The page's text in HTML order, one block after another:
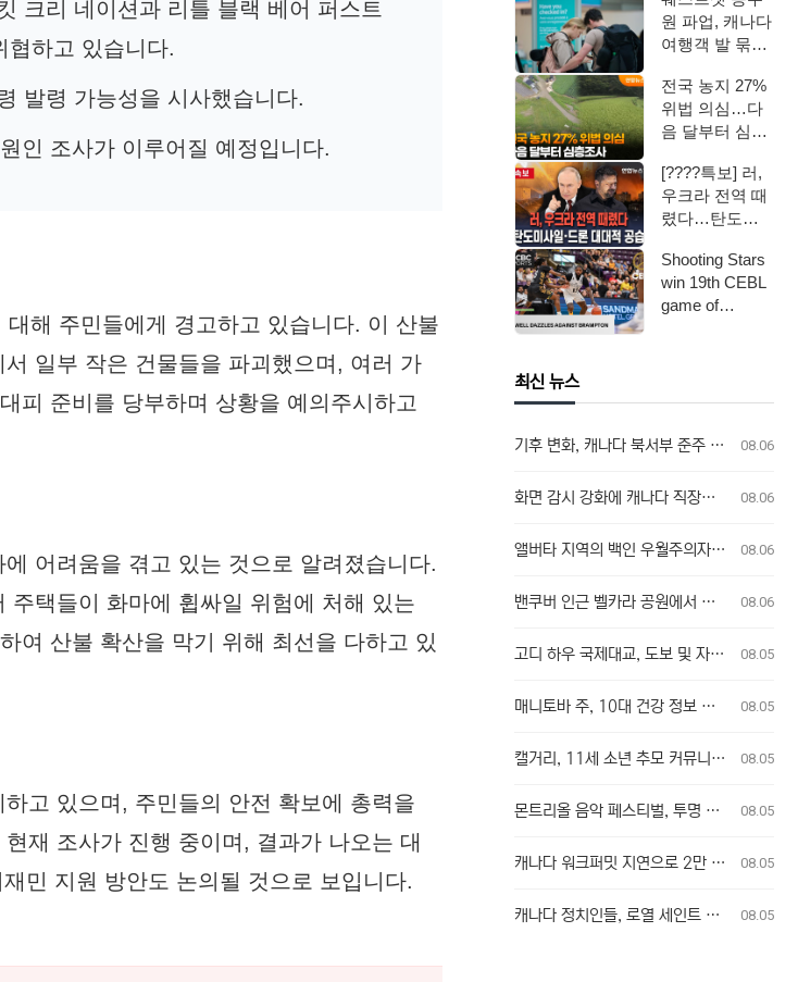
크리 네이션과 리틀 블랙 베어 퍼스트
협하고 있습니다.
발령 가능성을 시사했습니다.
인 조사가 이루어질 예정입니다.
해 주민들에게 경고하고 있습니다. 이 산불
일부 작은 건물들을 파괴했으며, 여러 가
피 준비를 당부하며 상황을 예의주시하고
어려움을 겪고 있는 것으로 알려졌습니다.
택들이 화마에 휩싸일 위험에 처해 있는
여 산불 확산을 막기 위해 최선을 다하고 있
고 있으며, 주민들의 안전 확보에 총력을
재 조사가 진행 중이며, 결과가 나오는 대
민 지원 방안도 논의될 것으로 보입니다.
원 파업, 캐나다
여행객 발 묶였
전국 농지 27%
위법 의심…다
음 달부터 심층
TV (Yonh…
[????특보] 러,
우크라 전역 때
렸다…탄도미
적 공습 / 연…
Shooting Stars
win 19th CEBL
game of
최신 뉴스
기후 변화, 캐나다 북서부 준주 및 온타리오주 산불 발생 가능성 두 배 높여 08.06
화면 감시 강화에 캐나다 직장인들 고충 토로 08.06
앨버타 지역의 백인 우월주의자 훈련 모임, 주민들 충격 08.06
밴쿠버 인근 벨카라 공원에서 산불 발생, 주민 대피 08.06
고디 하우 국제대교, 도보 및 자전거 이용자 첫 통행 역사 새기다 08.05
매니토바 주, 10대 건강 정보 사생활 침해 학군 계획 무효화 08.05
캘거리, 11세 소년 추모 커뮤니티 추모식 개최 08.05
몬트리올 음악 페스티벌, 투명 가방 규정에 팬들 불만 08.05
캐나다 워크퍼밋 지연으로 2만 달러 출산 비용 부담 위기 퀘벡 커플 08.05
캐나다 정치인들, 로열 세인트 존스 레가타에 총집결 08.05